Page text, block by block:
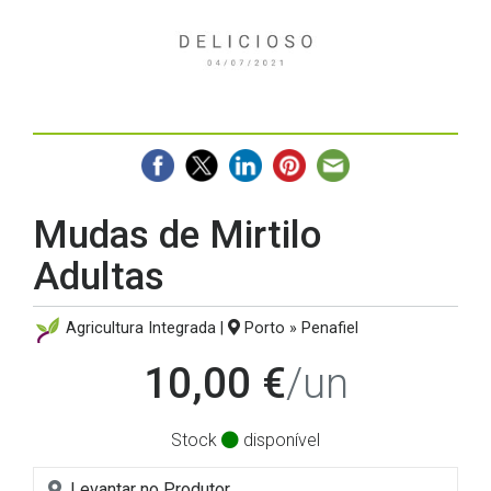
Mudas de Mirtilo
Adultas
Agricultura Integrada | Porto » Penafiel
10,00 €/un
Stock disponível